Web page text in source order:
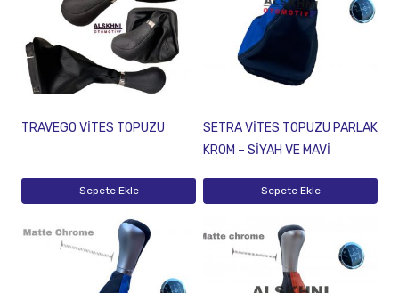
TRAVEGO VİTES TOPUZU
Sepete Ekle
SETRA VİTES TOPUZU PARLAK
KROM – SİYAH VE MAVİ
Sepete Ekle